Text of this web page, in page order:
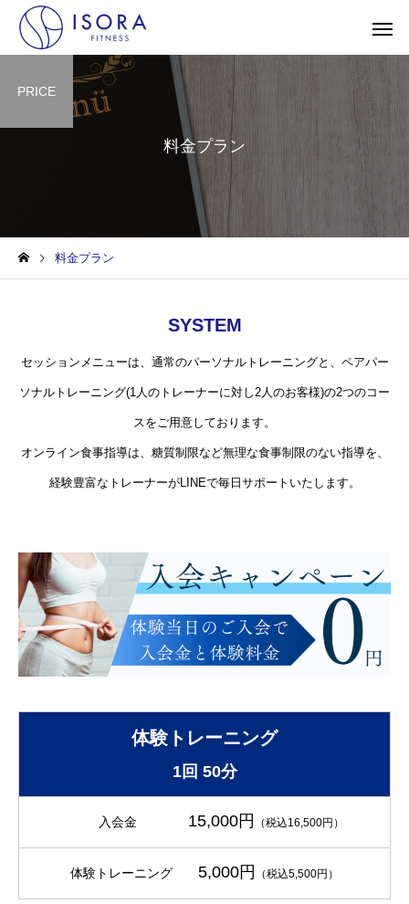
料金プラン
PRICE
料金プラン
SYSTEM
セッションメニューは、通常のパーソナルトレーニングと、ペアパー
ソナルトレーニング(1人のトレーナーに対し2人のお客様)の2つのコー
スをご用意しております。
オンライン食事指導は、糖質制限など無理な食事制限のない指導を、
経験豊富なトレーナーがLINEで毎日サポートいたします。
体験トレーニング
1回 50分
入会金 15,000円 （税込16,500円）
体験トレーニング 5,000円 （税込5,500円）